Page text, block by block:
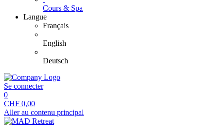
Cours & Spa
Langue
Français
English
Deutsch
Se connecter
0
CHF 0,00
Aller au contenu principal